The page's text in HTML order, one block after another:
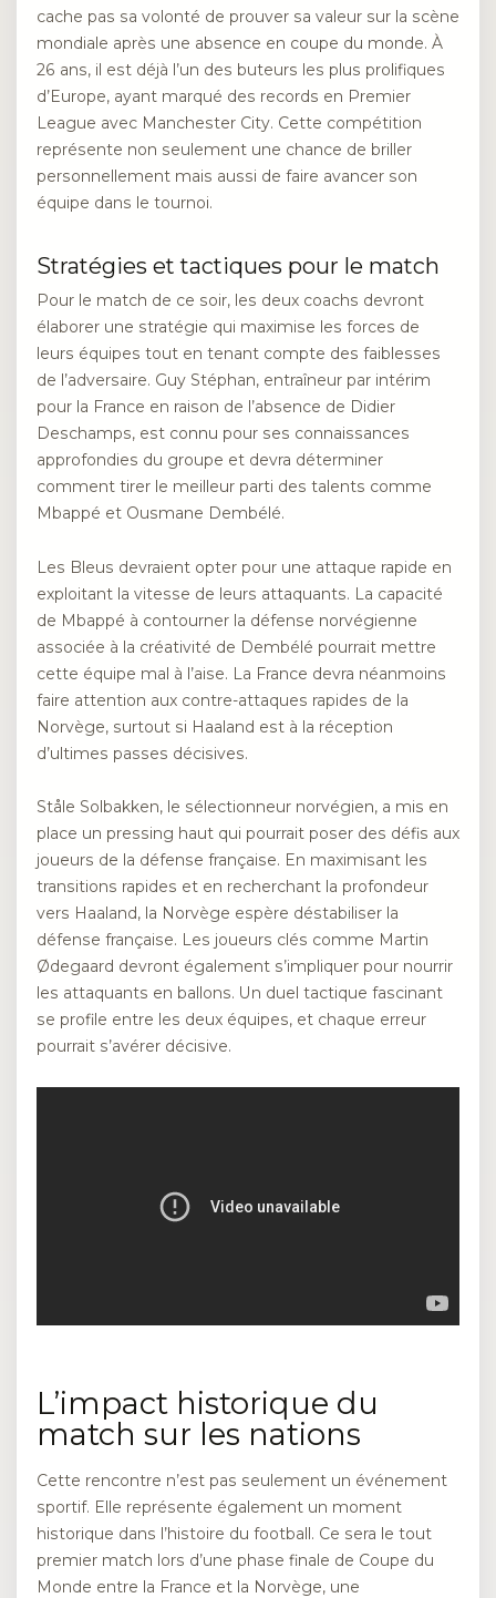
cache pas sa volonté de prouver sa valeur sur la scène
mondiale après une absence en coupe du monde. À
26 ans, il est déjà l’un des buteurs les plus prolifiques
d’Europe, ayant marqué des records en Premier
League avec Manchester City. Cette compétition
représente non seulement une chance de briller
personnellement mais aussi de faire avancer son
équipe dans le tournoi.
Stratégies et tactiques pour le match
Pour le match de ce soir, les deux coachs devront
élaborer une stratégie qui maximise les forces de
leurs équipes tout en tenant compte des faiblesses
de l’adversaire. Guy Stéphan, entraîneur par intérim
pour la France en raison de l’absence de Didier
Deschamps, est connu pour ses connaissances
approfondies du groupe et devra déterminer
comment tirer le meilleur parti des talents comme
Mbappé et Ousmane Dembélé.
Les Bleus devraient opter pour une attaque rapide en
exploitant la vitesse de leurs attaquants. La capacité
de Mbappé à contourner la défense norvégienne
associée à la créativité de Dembélé pourrait mettre
cette équipe mal à l’aise. La France devra néanmoins
faire attention aux contre-attaques rapides de la
Norvège, surtout si Haaland est à la réception
d’ultimes passes décisives.
Ståle Solbakken, le sélectionneur norvégien, a mis en
place un pressing haut qui pourrait poser des défis aux
joueurs de la défense française. En maximisant les
transitions rapides et en recherchant la profondeur
vers Haaland, la Norvège espère déstabiliser la
défense française. Les joueurs clés comme Martin
Ødegaard devront également s’impliquer pour nourrir
les attaquants en ballons. Un duel tactique fascinant
se profile entre les deux équipes, et chaque erreur
pourrait s’avérer décisive.
L’impact historique du
match sur les nations
Cette rencontre n’est pas seulement un événement
sportif. Elle représente également un moment
historique dans l’histoire du football. Ce sera le tout
premier match lors d’une phase finale de Coupe du
Monde entre la France et la Norvège, une